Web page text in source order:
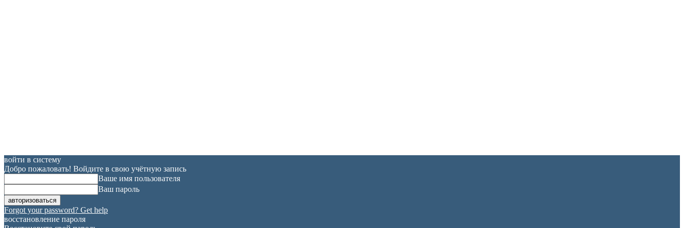
войти в систему
Добро пожаловать! Войдите в свою учётную запись
Ваше имя пользователя
Ваш пароль
Forgot your password? Get help
восстановление пароля